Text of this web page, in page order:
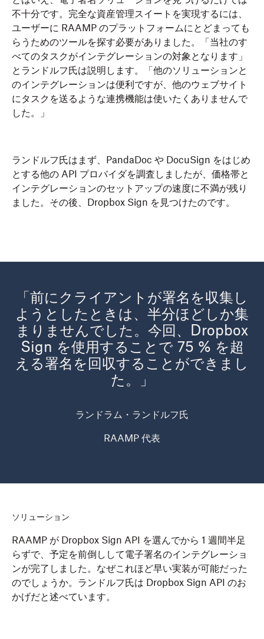
不十分です。完全な資産管理スイートを実現するには、
ユーザーに RAAMP のプラットフォームにとどまっても
らうためのツールを探す必要がありました。「当社のす
べてのタスクがインテグレーションの対象となります」
とランドルフ氏は説明します。「他のソリューションと
のインテグレーションは便利ですが、他のウェブサイト
にタスクを送るような連携機能は使いたくありませんで
した。」
ランドルフ氏はまず、PandaDoc や DocuSign をはじめ
とする他の API プロバイダを調査しましたが、価格帯と
インテグレーションのセットアップの速度に不満が残り
ました。その後、Dropbox Sign を見つけたのです。
「前にクライアントが署名を収集し
ようとしたときは、半分ほどしか集
まりませんでした。今回、Dropbox
Sign を使用することで 75 % を超
える署名を回収することができまし
た。」
ランドラム・ランドルフ氏
RAAMP 代表
ソリューション
RAAMP が Dropbox Sign API を選んでから 1 週間半足
らずで、予定を前倒しして電子署名のインテグレーショ
ンが完了しました。なぜこれほど早い実装が可能だった
のでしょうか。ランドルフ氏は Dropbox Sign API のお
かげだと述べています。